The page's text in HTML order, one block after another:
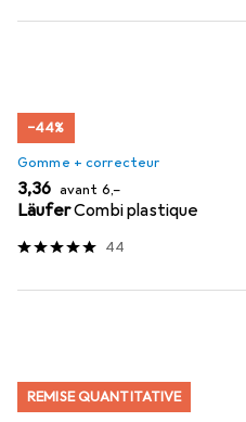
−44%
Gomme + correcteur
EUR
3,36 avant EUR
6,–
LäuferCombi plastique
44
REMISE QUANTITATIVE